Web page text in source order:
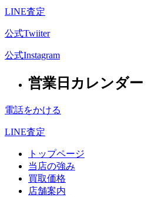
LINE査定
公式Twiiter
公式Instagram
営業日カレンダー
電話をかける
LINE査定
トップページ
当店の強み
買取価格
店舗案内